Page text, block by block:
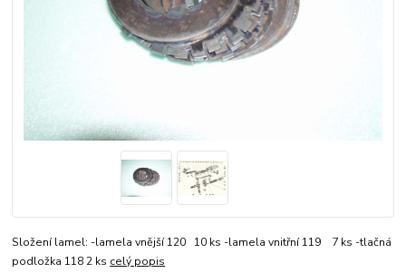
Složení lamel: -lamela vnější 120 10 ks -lamela vnitřní 119 7 ks -tlačná
podložka 118 2 ks celý popis